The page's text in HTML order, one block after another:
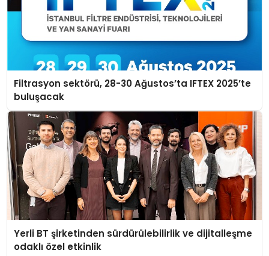
Filtrasyon sektörü, 28-30 Ağustos’ta IFTEX 2025’te
buluşacak
Yerli BT şirketinden sürdürülebilirlik ve dijitalleşme
odaklı özel etkinlik